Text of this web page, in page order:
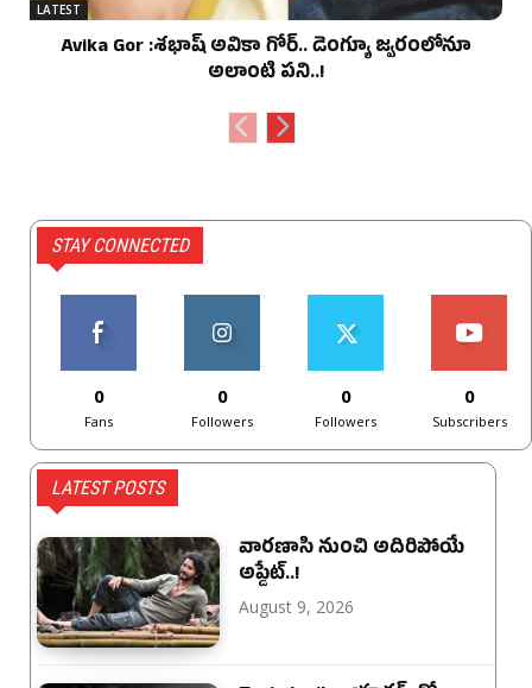
LATEST
Avika Gor :శభాష్ అవికా గోర్‌.. డెంగ్యూ జ్వరంలోనూ
అలాంటి పని..!
STAY CONNECTED
0
Fans
0
Followers
0
Followers
0
Subscribers
LATEST POSTS
వారణాసి నుంచి అదిరిపోయే
అప్డేట్..!
August 9, 2026